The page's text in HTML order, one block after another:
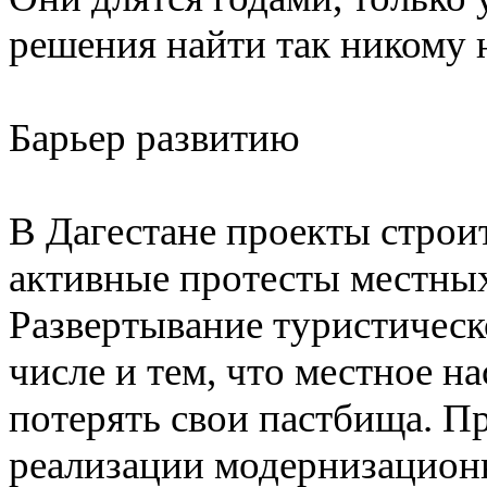
решения найти так никому
Барьер развитию
В Дагестане проекты
активные протесты
Развертывание
числе и тем, что местное
потерять свои пастбища.
реализации